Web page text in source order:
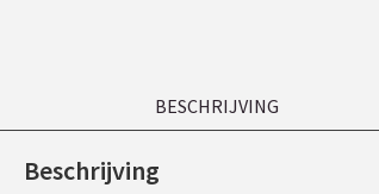
BESCHRIJVING
Beschrijving